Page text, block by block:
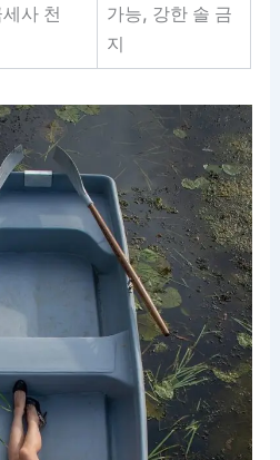
사 천
가능, 강한 솔 금
지